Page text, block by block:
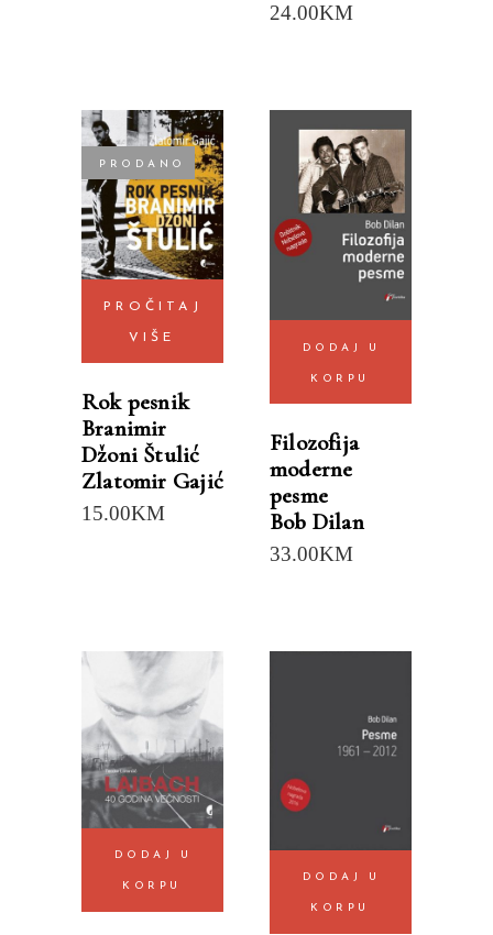
24.00KM
PRODANO
PROČITAJ
VIŠE
Rok pesnik
Branimir
Džoni Štulić
Zlatomir Gajić
15.00KM
DODAJ U
KORPU
Filozofija
moderne
pesme
Bob Dilan
33.00KM
DODAJ U
KORPU
DODAJ U
KORPU